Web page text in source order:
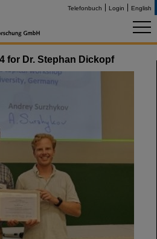
Telefonbuch Login English
for Dr. Stephan Dickopf